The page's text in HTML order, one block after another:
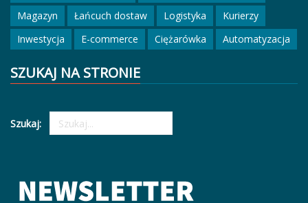
Magazyn
Łańcuch dostaw Logistyka
Kurierzy
Inwestycja
E-commerce Ciężarówka Automatyzacja
SZUKAJ NA STRONIE
Szukaj: